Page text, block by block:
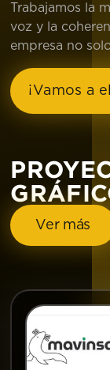
Trabajamos la
voz y la
empresa no
¡Vamos a
Ver más